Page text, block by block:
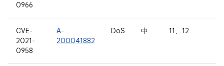
0966
CVE-
2021-
0958
A-
200041882
DoS 中 11、12